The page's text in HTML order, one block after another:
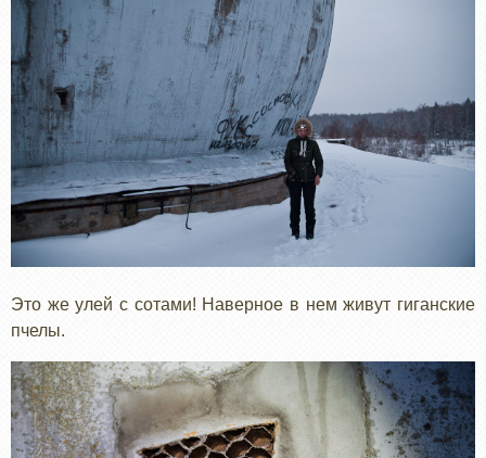
Это же улей с сотами! Наверное в нем живут гиганские
пчелы.